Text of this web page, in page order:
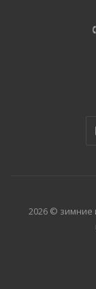
2026 © зимние